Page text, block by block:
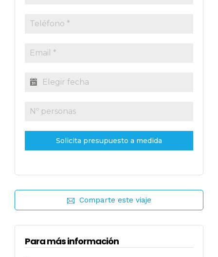
Solicita presupuesto a medida
Comparte este viaje
Para más información